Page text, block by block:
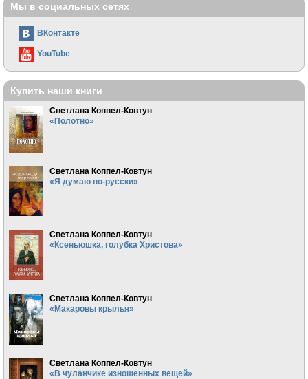
Мы в социальных сетях
ВКонтакте
YouTube
Купить наши книги
Светлана Коппел-Ковтун
«Полотно»
Светлана Коппел-Ковтун
«Я думаю по-русски»
Светлана Коппел-Ковтун
«Ксеньюшка, голубка Христова»
Светлана Коппел-Ковтун
«Макаровы крылья»
Светлана Коппел-Ковтун
«В чуланчике изношенных вещей»